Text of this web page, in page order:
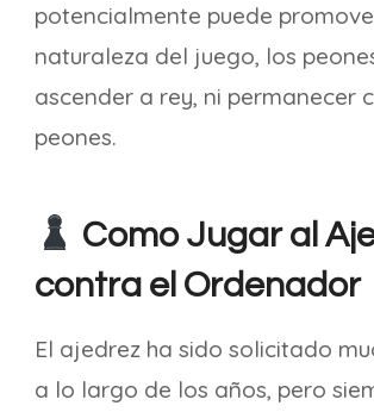
potencialmente puede
naturaleza del juego, los
ascender a rey, ni permanecer
peones.
Como Jugar al
contra el Ordenador
El ajedrez ha sido solicitado
a lo largo de los años, pero